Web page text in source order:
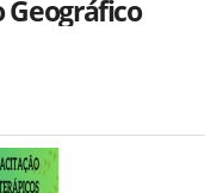
Geográfico